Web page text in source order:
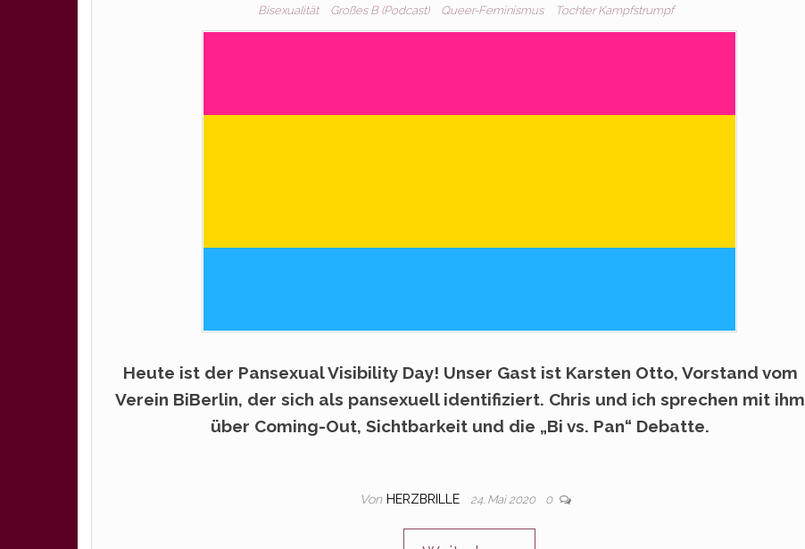
Bisexualität Großes B (Podcast) Queer-Feminismus Tochter Kampfstrumpf
Heute ist der Pansexual Visibility Day! Unser Gast ist Karsten Otto, Vorstand vom
Verein BiBerlin, der sich als pansexuell identifiziert. Chris und ich sprechen mit ihm
über Coming-Out, Sichtbarkeit und die „Bi vs. Pan“ Debatte.
Von HERZBRILLE 24. Mai 2020 0